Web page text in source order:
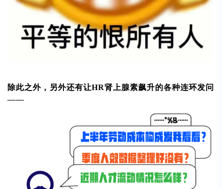
除此之外，另外还有让HR肾上腺素飙升的各种连环发问
——